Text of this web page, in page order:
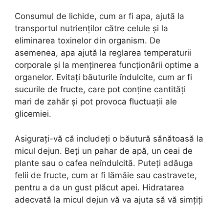
Consumul de lichide, cum ar fi apa, ajută la
transportul nutrienților către celule și la
eliminarea toxinelor din organism. De
asemenea, apa ajută la reglarea temperaturii
corporale și la menținerea funcționării optime a
organelor. Evitați băuturile îndulcite, cum ar fi
sucurile de fructe, care pot conține cantități
mari de zahăr și pot provoca fluctuații ale
glicemiei.
Asigurați-vă că includeți o băutură sănătoasă la
micul dejun. Beți un pahar de apă, un ceai de
plante sau o cafea neîndulcită. Puteți adăuga
felii de fructe, cum ar fi lămâie sau castravete,
pentru a da un gust plăcut apei. Hidratarea
adecvată la micul dejun vă va ajuta să vă simțiți